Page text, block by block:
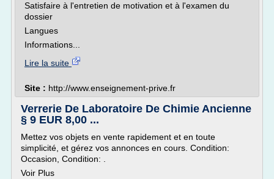
Satisfaire à l'entretien de motivation et à l'examen du
dossier
Langues
Informations...
Lire la suite
Site : http://www.enseignement-prive.fr
Verrerie De Laboratoire De Chimie Ancienne
§ 9 EUR 8,00 ...
Mettez vos objets en vente rapidement et en toute
simplicité, et gérez vos annonces en cours. Condition:
Occasion, Condition: .
Voir Plus